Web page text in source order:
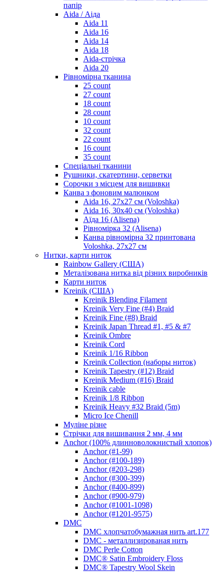
папір
Aida / Аіда
Aida 11
Aida 16
Aida 14
Aida 18
Aida-стрічка
Aida 20
Рівномірна тканина
25 count
27 count
18 count
28 count
10 count
32 count
22 count
16 count
35 count
Спеціальні тканини
Рушники, скатертини, серветки
Сорочки з місцем для вишивки
Канва з фоновим малюнком
Aida 16, 27х27 см (Voloshka)
Aida 16, 30х40 см (Voloshka)
Аїда 16 (Alisena)
Рівномірка 32 (Alisena)
Канва рівномірна 32 принтована
Voloshka, 27х27 см
Нитки, карти ниток
Rainbow Gallery (США)
Металізована нитка від різних виробників
Карти ниток
Kreinik (США)
Kreinik Blending Filament
Kreinik Very Fine (#4) Braid
Kreinik Fine (#8) Braid
Kreinik Japan Thread #1, #5 & #7
Kreinik Ombre
Kreinik Cord
Kreinik 1/16 Ribbon
Kreinik Collection (наборы ниток)
Kreinik Tapestry (#12) Braid
Kreinik Medium (#16) Braid
Kreinik cable
Kreinik 1/8 Ribbon
Kreinik Heavy #32 Braid (5m)
Micro Ice Chenill
Муліне різне
Стрічки для вишивання 2 мм, 4 мм
Anchor (100% длинноволокнистый хлопок)
Anchor (#1-99)
Anchor (#100-189)
Anchor (#203-298)
Anchor (#300-399)
Anchor (#400-899)
Anchor (#900-979)
Anchor (#1001-1098)
Anchor (#1201-9575)
DMC
DMC хлопчатобумажная нить art.177
DMC - металлизированая нить
DMC Perle Cotton
DMC® Satin Embroidery Floss
DMC® Tapestry Wool Skein